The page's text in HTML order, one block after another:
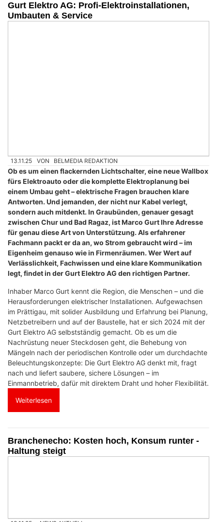
Gurt Elektro AG: Profi-Elektroinstallationen,
Umbauten & Service
13.11.25 VON BELMEDIA REDAKTION
Ob es um einen flackernden Lichtschalter, eine neue Wallbox
fürs Elektroauto oder die komplette Elektroplanung bei
einem Umbau geht – elektrische Fragen brauchen klare
Antworten. Und jemanden, der nicht nur Kabel verlegt,
sondern auch mitdenkt. In Graubünden, genauer gesagt
zwischen Chur und Bad Ragaz, ist Marco Gurt Ihre Adresse
für genau diese Art von Unterstützung. Als erfahrener
Fachmann packt er da an, wo Strom gebraucht wird – im
Eigenheim genauso wie in Firmenräumen. Wer Wert auf
Verlässlichkeit, Fachwissen und eine klare Kommunikation
legt, findet in der Gurt Elektro AG den richtigen Partner.
Inhaber Marco Gurt kennt die Region, die Menschen – und die
Herausforderungen elektrischer Installationen. Aufgewachsen
im Prättigau, mit solider Ausbildung und Erfahrung bei Planung,
Netzbetreibern und auf der Baustelle, hat er sich 2024 mit der
Gurt Elektro AG selbstständig gemacht. Ob es um die
Nachrüstung neuer Steckdosen geht, die Behebung von
Mängeln nach der periodischen Kontrolle oder um durchdachte
Beleuchtungskonzepte: Die Gurt Elektro AG denkt mit, fragt
nach und liefert saubere, sichere Lösungen – im
Einmannbetrieb, dafür mit direktem Draht und hoher Flexibilität.
Weiterlesen
Branchenecho: Kosten hoch, Konsum runter -
Haltung steigt